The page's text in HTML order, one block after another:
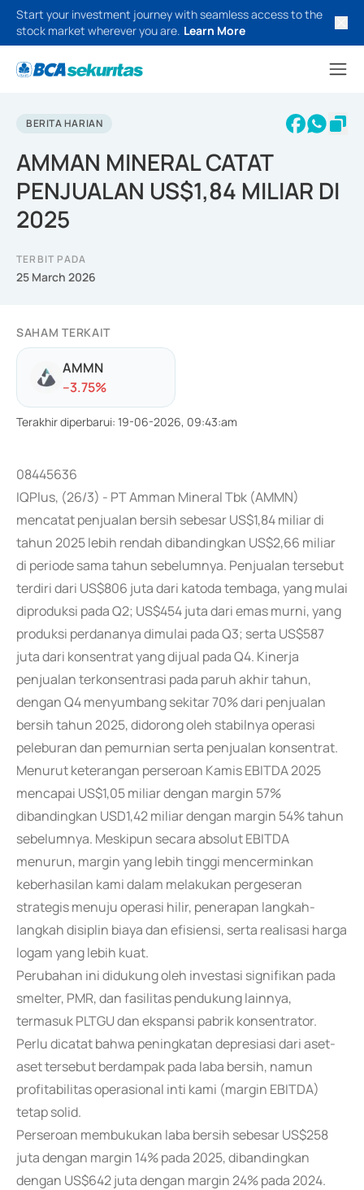
Start your investment journey with seamless access to the
stock market wherever you are. Learn More
BERITA HARIAN
AMMAN MINERAL CATAT
PENJUALAN US$1,84 MILIAR DI
2025
TERBIT PADA
25 March 2026
SAHAM TERKAIT
AMMN
--3.75%
Terakhir diperbarui: 19-06-2026, 09:43:am
08445636
IQPlus, (26/3) - PT Amman Mineral Tbk (AMMN)
mencatat penjualan bersih sebesar US$1,84 miliar di
tahun 2025 lebih rendah dibandingkan US$2,66 miliar
di periode sama tahun sebelumnya. Penjualan tersebut
terdiri dari US$806 juta dari katoda tembaga, yang mulai
diproduksi pada Q2; US$454 juta dari emas murni, yang
produksi perdananya dimulai pada Q3; serta US$587
juta dari konsentrat yang dijual pada Q4. Kinerja
penjualan terkonsentrasi pada paruh akhir tahun,
dengan Q4 menyumbang sekitar 70% dari penjualan
bersih tahun 2025, didorong oleh stabilnya operasi
peleburan dan pemurnian serta penjualan konsentrat.
Menurut keterangan perseroan Kamis EBITDA 2025
mencapai US$1,05 miliar dengan margin 57%
dibandingkan USD1,42 miliar dengan margin 54% tahun
sebelumnya. Meskipun secara absolut EBITDA
menurun, margin yang lebih tinggi mencerminkan
keberhasilan kami dalam melakukan pergeseran
strategis menuju operasi hilir, penerapan langkah-
langkah disiplin biaya dan efisiensi, serta realisasi harga
logam yang lebih kuat.
Perubahan ini didukung oleh investasi signifikan pada
smelter, PMR, dan fasilitas pendukung lainnya,
termasuk PLTGU dan ekspansi pabrik konsentrator.
Perlu dicatat bahwa peningkatan depresiasi dari aset-
aset tersebut berdampak pada laba bersih, namun
profitabilitas operasional inti kami (margin EBITDA)
tetap solid.
Perseroan membukukan laba bersih sebesar US$258
juta dengan margin 14% pada 2025, dibandingkan
dengan US$642 juta dengan margin 24% pada 2024.